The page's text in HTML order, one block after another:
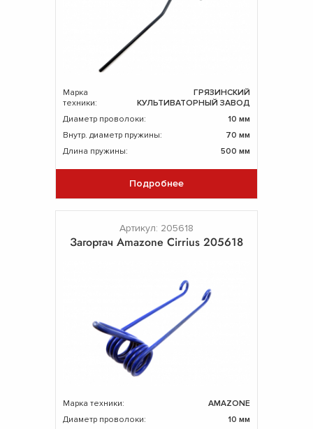
Марка
техники:
ГРЯЗИНСКИЙ
КУЛЬТИВАТОРНЫЙ ЗАВОД
Диаметр проволоки:
10 мм
Внутр. диаметр пружины:
70 мм
Длина пружины:
500 мм
Подробнее
Артикул: 205618
Загортач Amazone Cirrius 205618
Марка техники:
AMAZONE
Диаметр проволоки:
10 мм